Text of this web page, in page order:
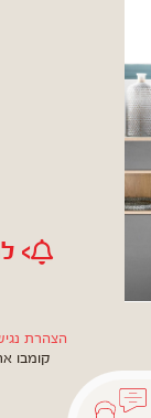
>
הצהרת
קומבו